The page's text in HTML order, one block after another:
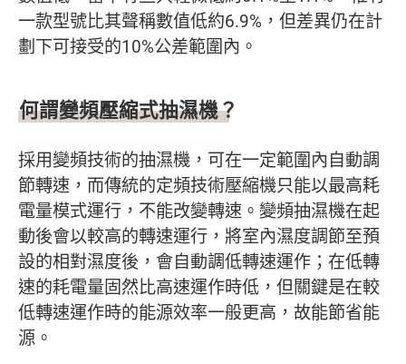
一款型號比其聲稱數值低約6.9%，但差異仍在計
劃下可接受的10%公差範圍內。
何謂變頻壓縮式抽濕機？
採用變頻技術的抽濕機，可在一定範圍內自動調
節轉速，而傳統的定頻技術壓縮機只能以最高耗
電量模式運行，不能改變轉速。變頻抽濕機在起
動後會以較高的轉速運行，將室內濕度調節至預
設的相對濕度後，會自動調低轉速運作；在低轉
速的耗電量固然比高速運作時低，但關鍵是在較
低轉速運作時的能源效率一般更高，故能節省能
源。